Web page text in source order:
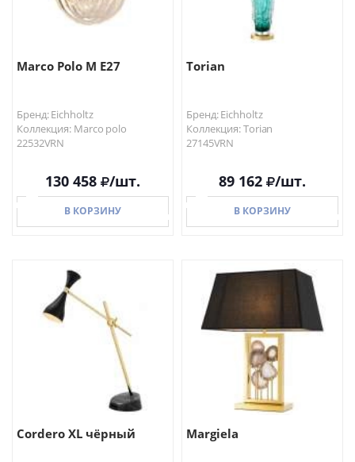
Marco Polo M E27
Бренд: Eichholtz
Коллекция: Marco polo
22532VRN
130 458 /шт.
В КОРЗИНУ
В КОРЗИНУ
Torian
Бренд: Eichholtz
Коллекция: Torian
27145VRN
89 162 /шт.
В КОРЗИНУ
В КОРЗИНУ
Cordero XL чёрный Margiela